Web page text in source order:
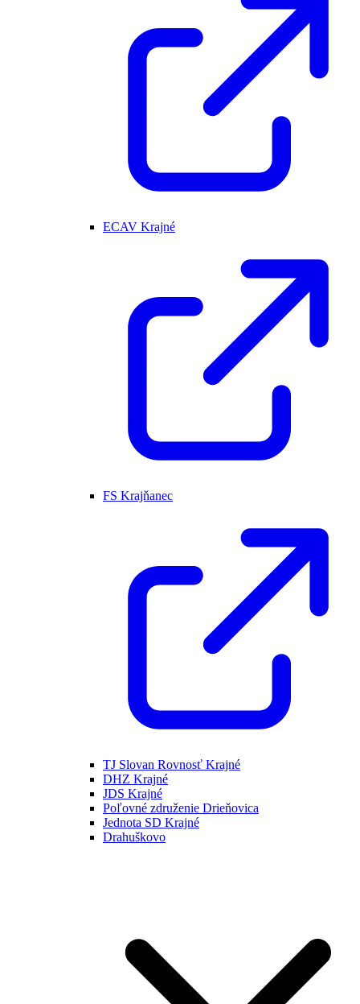
ECAV Krajné
FS Krajňanec
TJ Slovan Rovnosť Krajné
DHZ Krajné
JDS Krajné
Poľovné združenie Drieňovica
Jednota SD Krajné
Drahuškovo